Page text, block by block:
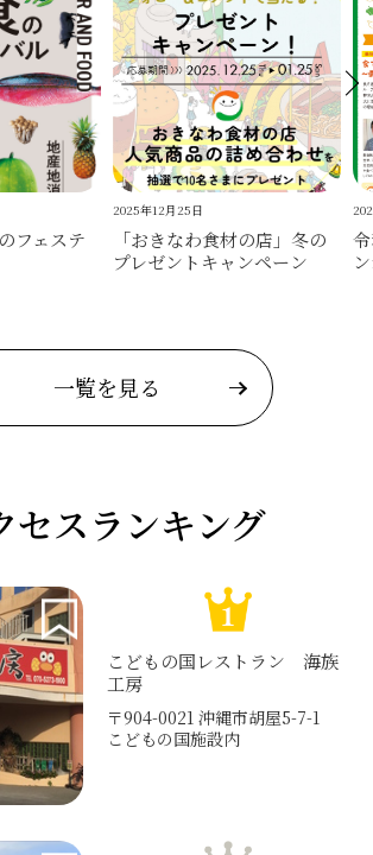
フェステ
2025年12月25日
「おきなわ食材の店」冬の
プレゼントキャンペーン
一覧を見る
セスランキング
こどもの国レストラン 海族
工房
〒904-0021 沖縄市胡屋5-7-1
こどもの国施設内